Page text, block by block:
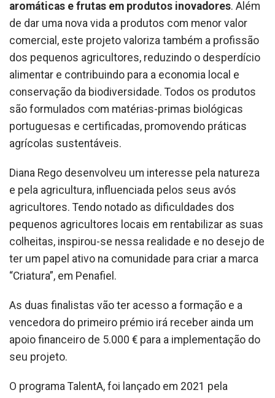
aromáticas e frutas em produtos inovadores. Além
de dar uma nova vida a produtos com menor valor
comercial, este projeto valoriza também a profissão
dos pequenos agricultores, reduzindo o desperdício
alimentar e contribuindo para a economia local e
conservação da biodiversidade. Todos os produtos
são formulados com matérias-primas biológicas
portuguesas e certificadas, promovendo práticas
agrícolas sustentáveis.
Diana Rego desenvolveu um interesse pela natureza
e pela agricultura, influenciada pelos seus avós
agricultores. Tendo notado as dificuldades dos
pequenos agricultores locais em rentabilizar as suas
colheitas, inspirou-se nessa realidade e no desejo de
ter um papel ativo na comunidade para criar a marca
“Criatura”, em Penafiel.
As duas finalistas vão ter acesso a formação e a
vencedora do primeiro prémio irá receber ainda um
apoio financeiro de 5.000 € para a implementação do
seu projeto.
O programa TalentA, foi lançado em 2021 pela